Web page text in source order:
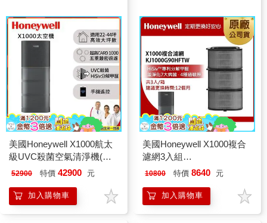
美國Honeywell X1000航太
級UVC殺菌空氣清淨機(適
用22-44坪｜太空機)
52900 特價 42900 元
加入購物車
美國Honeywell X1000複合
濾網3入組
KJ1000G90HFTW（適用
10800 特價 8640 元
加入購物車